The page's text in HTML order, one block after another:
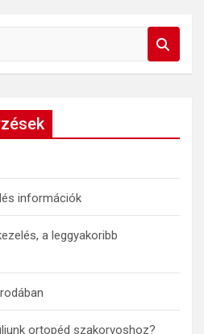
információk
a leggyakoribb
ortopéd szakorvoshoz?